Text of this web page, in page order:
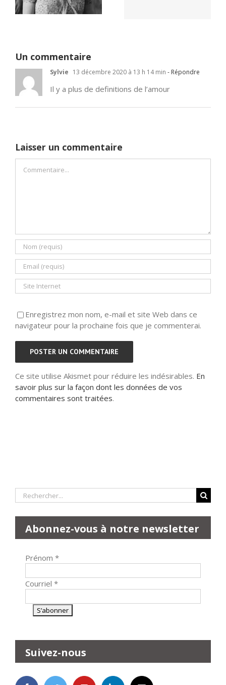
Un commentaire
Sylvie 13 décembre 2020 à 13 h 14 min - Répondre
Il y a plus de definitions de l’amour
Laisser un commentaire
Enregistrez mon nom, e-mail et site Web dans ce
navigateur pour la prochaine fois que je commenterai.
Ce site utilise Akismet pour réduire les indésirables. En
savoir plus sur la façon dont les données de vos
commentaires sont traitées.
Rechercher:
Abonnez-vous à notre newsletter
Prénom *
Courriel *
Suivez-nous